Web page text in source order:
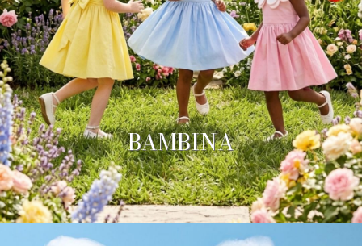
BAMBINA